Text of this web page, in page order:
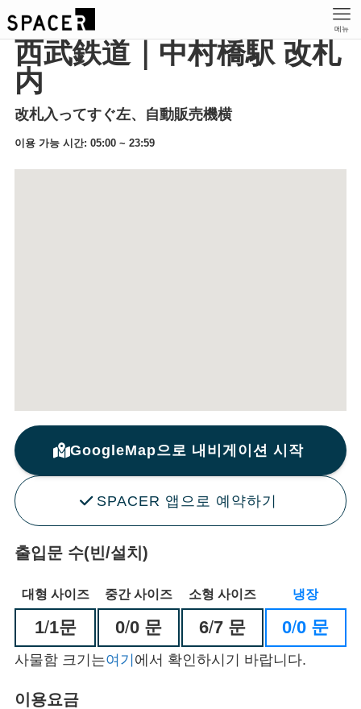
메뉴
西武鉄道｜中村橋駅 改札
内
改札入ってすぐ左、自動販売機横
이용 가능 시간: 05:00 ~ 23:59
GoogleMap으로 내비게이션 시작
SPACER 앱으로 예약하기
출입문 수(빈/설치)
대형 사이즈 중간 사이즈 소형 사이즈 냉장
1/1문 0/0 문 6/7 문 0/0 문
사물함 크기는여기 에서 확인하시기 바랍니다.
이용요금